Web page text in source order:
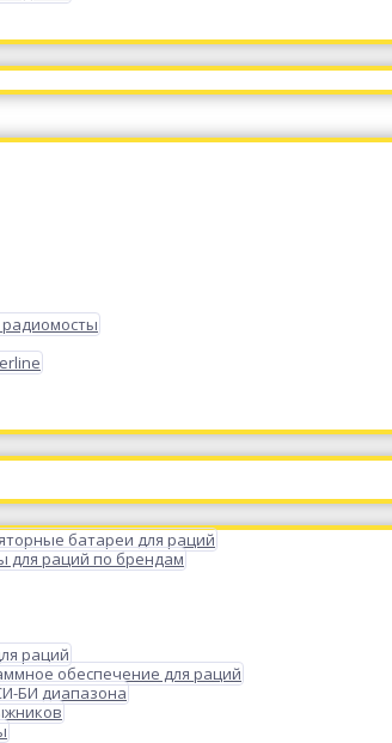
батареи для раций
для раций по брендам
раций
обеспечение для раций
БИ диапазона